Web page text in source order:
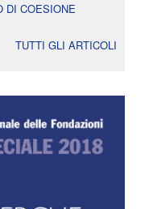
DI COESIONE
TUTTI GLI ARTICOLI